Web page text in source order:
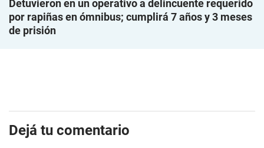
Detuvieron en un operativo a delincuente requerido
por rapiñas en ómnibus; cumplirá 7 años y 3 meses
de prisión
Dejá tu comentario